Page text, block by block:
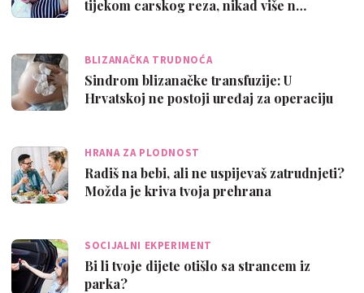
tijekom carskog reza, nikad više n…
BLIZANAČKA TRUDNOĆA
Sindrom blizanačke transfuzije: U
Hrvatskoj ne postoji uređaj za operaciju
HRANA ZA PLODNOST
Radiš na bebi, ali ne uspijevaš zatrudnjeti?
Možda je kriva tvoja prehrana
SOCIJALNI EKPERIMENT
Bi li tvoje dijete otišlo sa strancem iz
parka?